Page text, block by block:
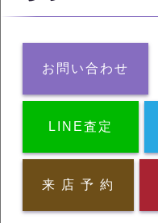
お問い合わせ
LINE査定
来 店 予 約